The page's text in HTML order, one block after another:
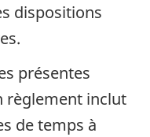
dispositions
présentes
règlement inclut
de temps à